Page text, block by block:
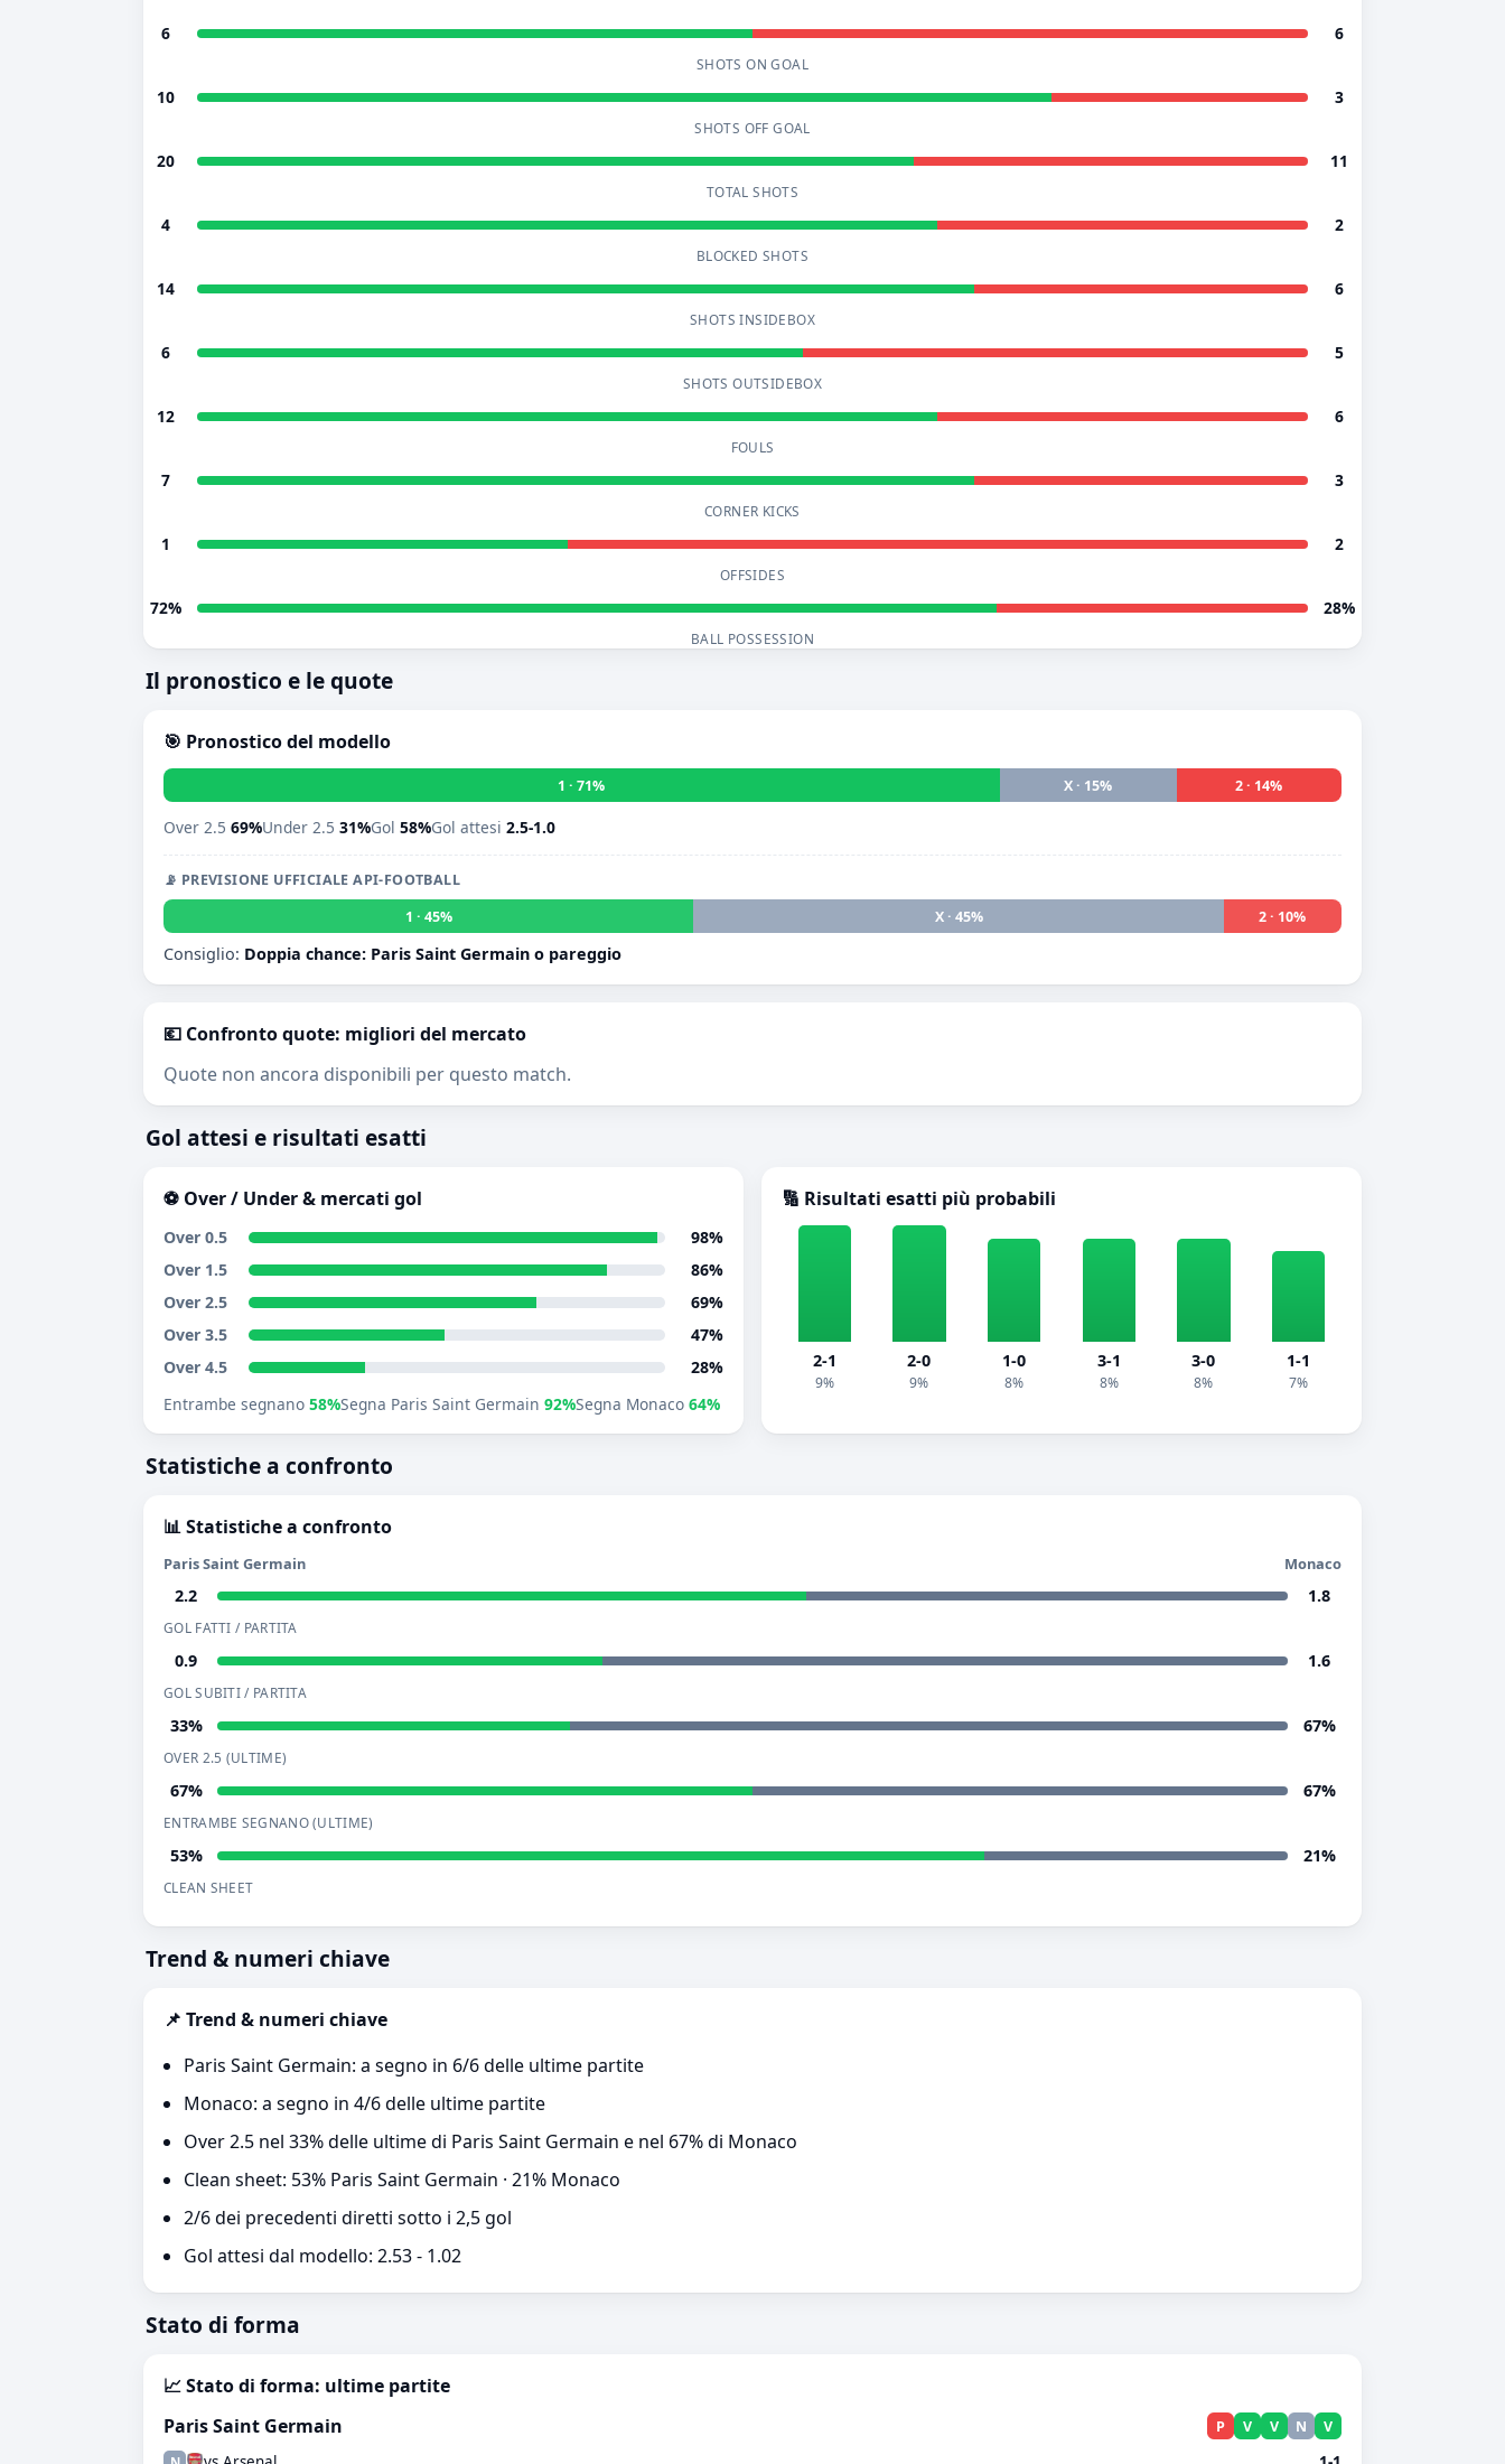
6 6
SHOTS ON GOAL
10 3
SHOTS OFF GOAL
20 11
TOTAL SHOTS
4 2
BLOCKED SHOTS
14 6
SHOTS INSIDEBOX
6 5
SHOTS OUTSIDEBOX
12 6
FOULS
7 3
CORNER KICKS
1 2
OFFSIDES
72% 28%
BALL POSSESSION
Il pronostico e le quote
🎯 Pronostico del modello
1 · 71% X · 15% 2 · 14%
Over 2.5 69%Under 2.5 31%Gol 58%Gol attesi 2.5-1.0
📡 PREVISIONE UFFICIALE API-FOOTBALL
1 · 45%
X · 45% 2 · 10%
Consiglio: Doppia chance: Paris Saint Germain o pareggio
💶 Confronto quote: migliori del mercato
Quote non ancora disponibili per questo match.
Gol attesi e risultati esatti
⚽ Over / Under & mercati gol
Over 0.5
98%
Over 1.5
86%
Over 2.5
69%
Over 3.5
47%
Over 4.5
28%
Entrambe segnano 58%Segna Paris Saint Germain 92%Segna Monaco 64%
🔢 Risultati esatti più probabili
2-1
9%
2-0
9%
1-0
8%
3-1
8%
3-0
8%
1-1
7%
Statistiche a confronto
📊 Statistiche a confronto
Paris Saint Germain Monaco
2.2 1.8
GOL FATTI / PARTITA
0.9 1.6
GOL SUBITI / PARTITA
33% 67%
OVER 2.5 (ULTIME)
67% 67%
ENTRAMBE SEGNANO (ULTIME)
53% 21%
CLEAN SHEET
Trend & numeri chiave
📌 Trend & numeri chiave
Paris Saint Germain: a segno in 6/6 delle ultime partite
Monaco: a segno in 4/6 delle ultime partite
Over 2.5 nel 33% delle ultime di Paris Saint Germain e nel 67% di Monaco
Clean sheet: 53% Paris Saint Germain · 21% Monaco
2/6 dei precedenti diretti sotto i 2,5 gol
Gol attesi dal modello: 2.53 - 1.02
Stato di forma
📈 Stato di forma: ultime partite
Paris Saint Germain
P V V N V